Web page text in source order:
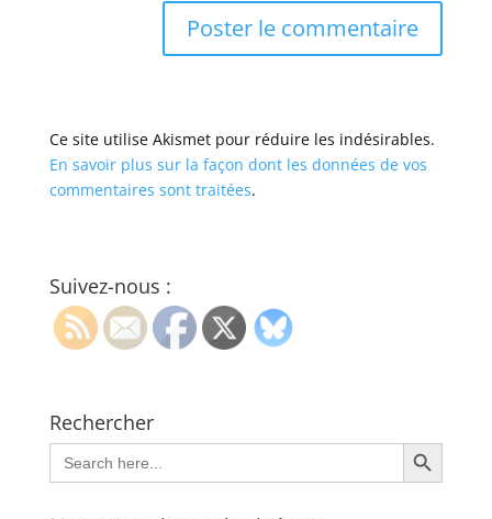
Ce site utilise Akismet pour réduire les indésirables.
En savoir plus sur la façon dont les données de vos
commentaires sont traitées.
Suivez-nous :
Rechercher
Search
for:
Search Button